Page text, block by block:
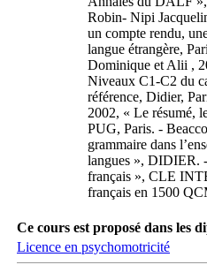
Robin- Nipi
un compte rendu,
langue étrangère,
Dominique et Alii ,
Niveaux C1-C2 du
référence, Didier,
2002, « Le résumé,
PUG, Paris. -
grammaire dans
langues », DIDIER.
français », CLE
français en 1500
Ce cours est proposé dans les
Licence en psychomotricité